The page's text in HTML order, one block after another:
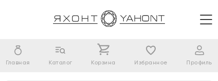
Главная Каталог Корзина Избранное Профиль